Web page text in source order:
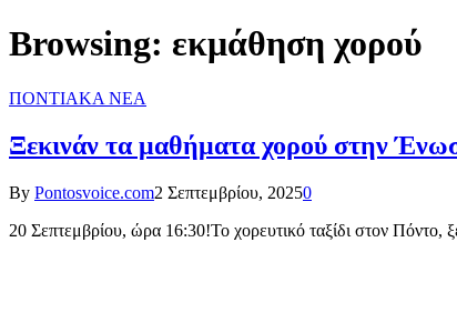
Browsing: εκμάθηση χορού
ΠΟΝΤΙΑΚΑ ΝΕΑ
Ξεκινάν τα μαθήματα χορού στην
By Pontosvoice.com2 Σεπτεμβρίου, 20250
20 Σεπτεμβρίου, ώρα 16:30!Το χορευτικό ταξίδι στον